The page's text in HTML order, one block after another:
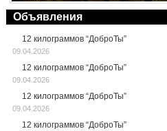
Объявления
12 килограммов “ДоброТы”
09.04.2026
12 килограммов “ДоброТы”
09.04.2026
12 килограммов “ДоброТы”
09.04.2026
12 килограммов “ДоброТы”